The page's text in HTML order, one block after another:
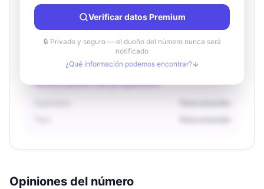
País
Desconocido
Ciudad
Desconocido
Región
Desconocido
Información del propietario
Verificar datos Premium
🔒 Privado y seguro — el dueño del número nunca será
notificado
¿Qué información podemos encontrar?
Opiniones del número